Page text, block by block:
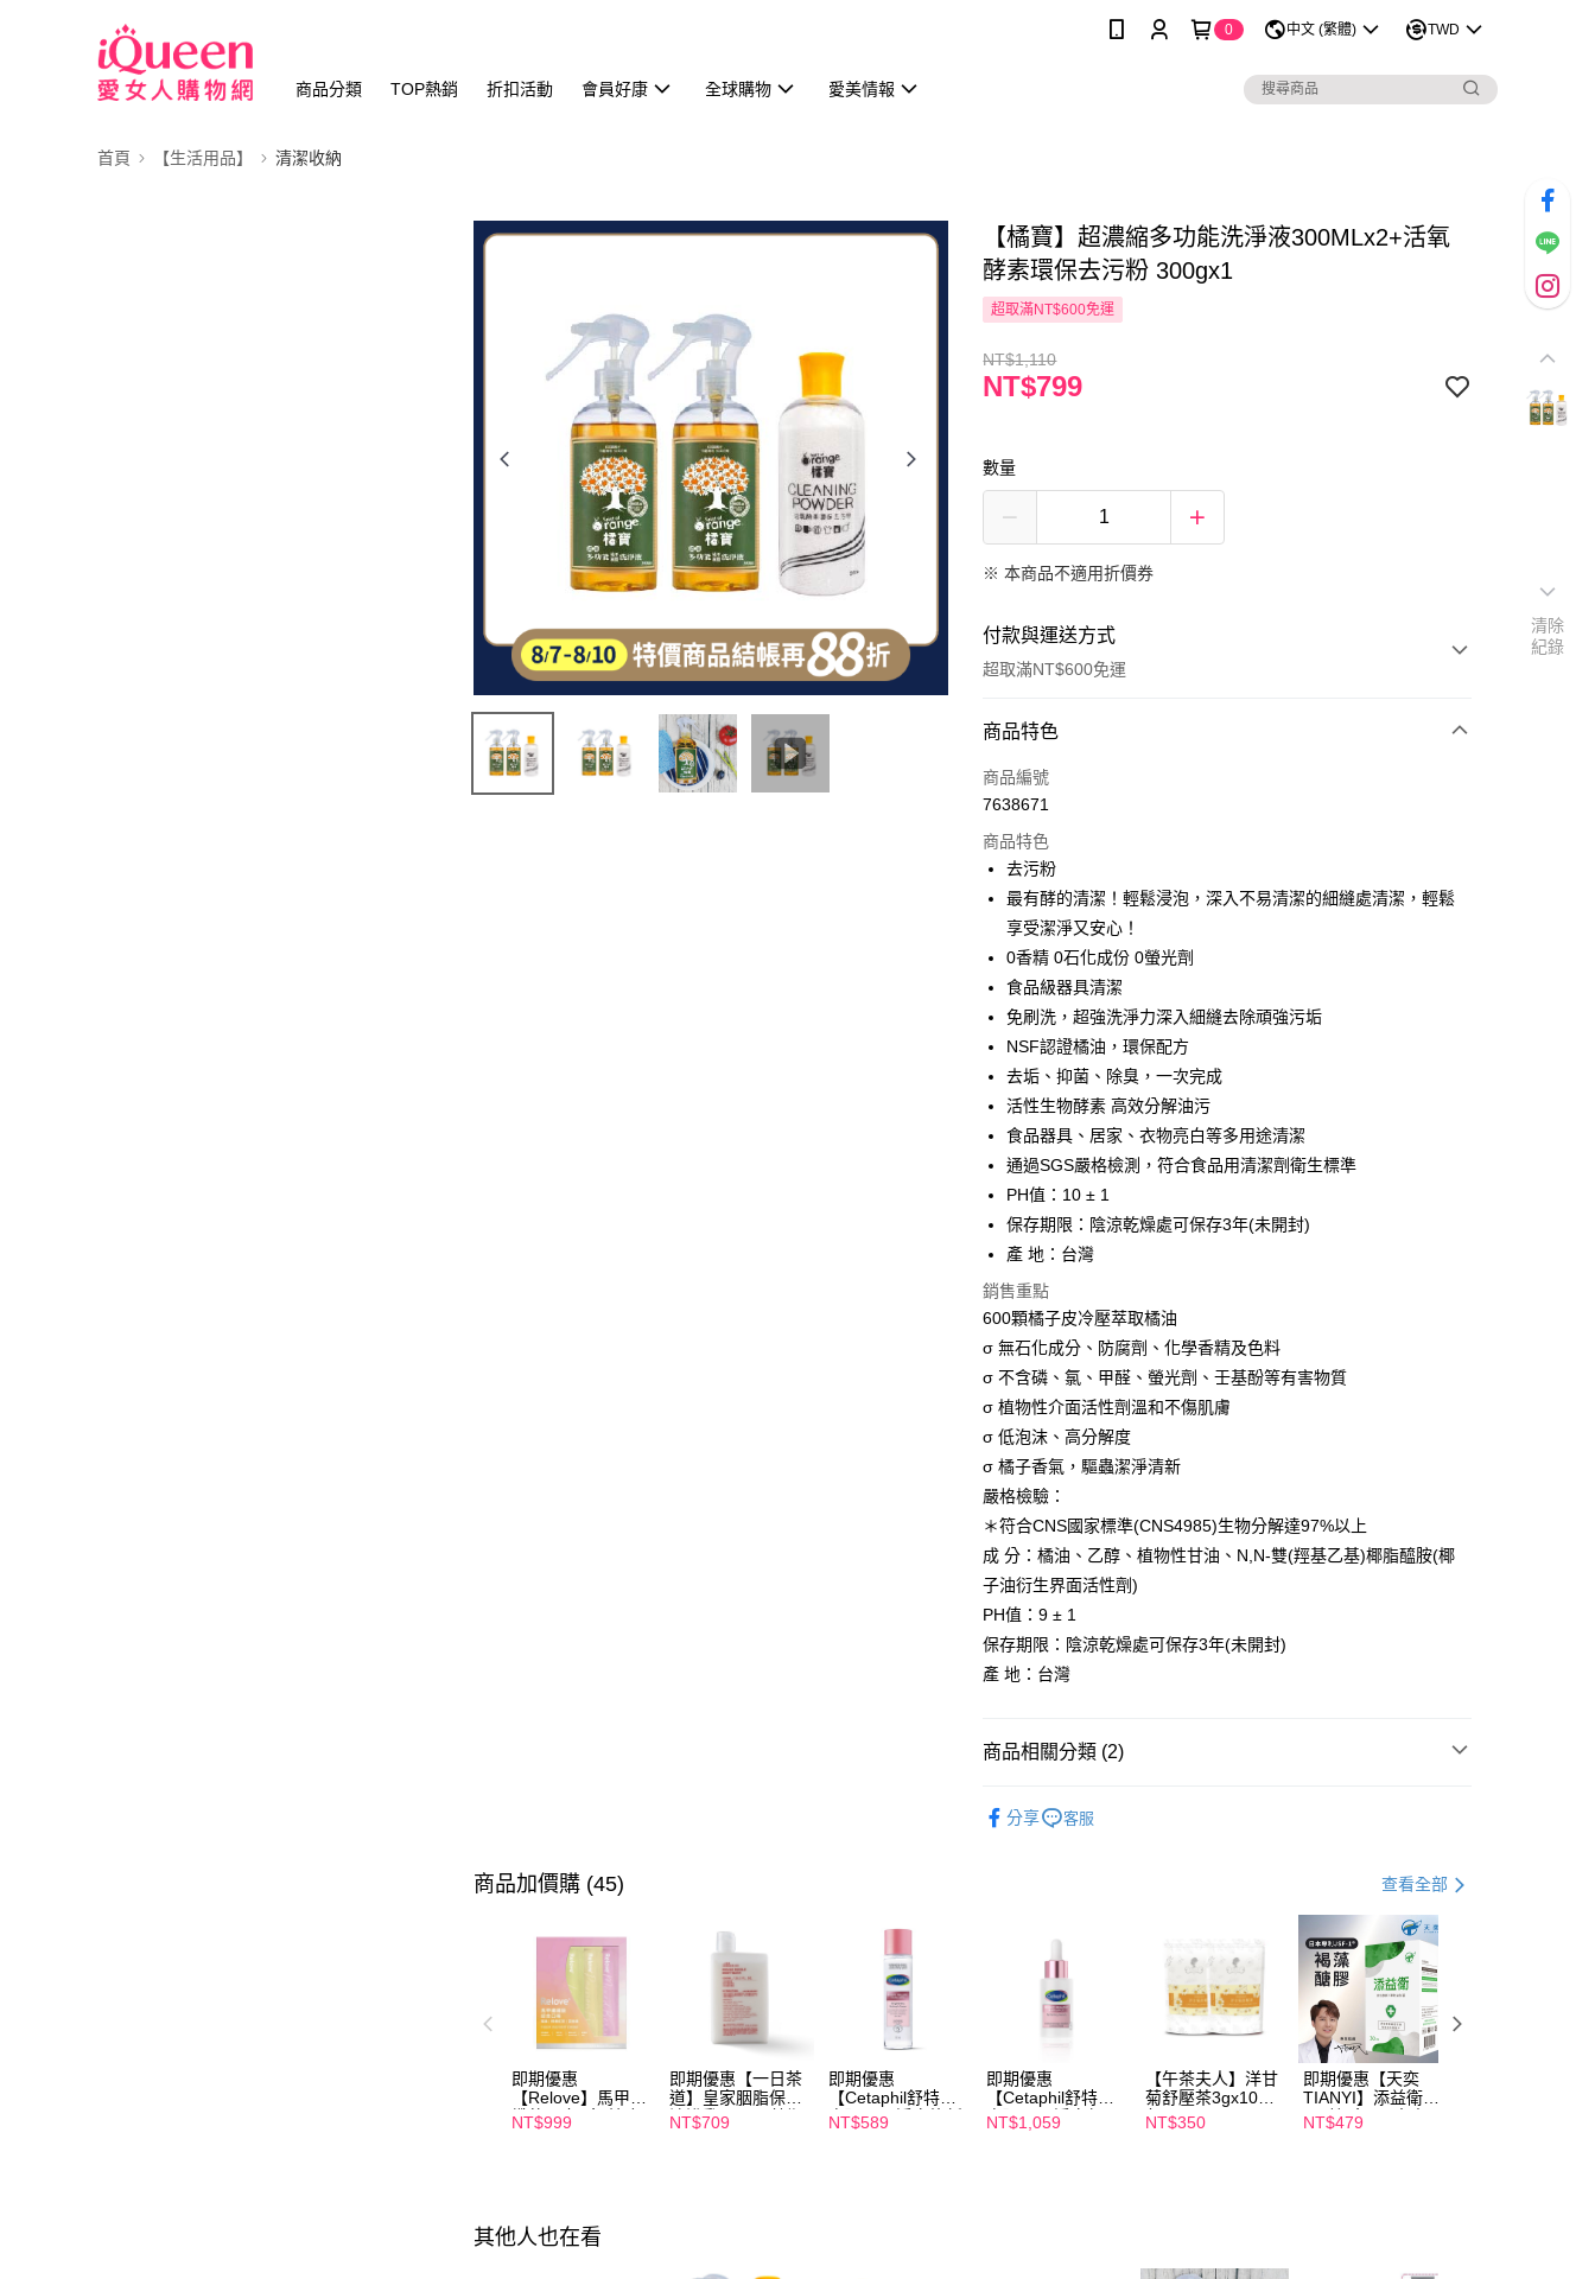
0 中文 (繁體) TWD
商品分類 TOP熱銷 折扣活動 會員好康 全球購物 愛美情報
首頁 【生活用品】 清潔收納
【橘寶】超濃縮多功能洗淨液300MLx2+活氧
酵素環保去污粉 300gx1
超取滿NT$600免運
NT$1,110
NT$799
數量
※ 本商品不適用折價券
付款與運送方式
超取滿NT$600免運
付款方式
信用卡一次付款
LINE Pay
Apple Pay
街口支付
悠遊付
Google Pay
全盈+PAY
AFTEE先享後付
【關於「AFTEE先享後付」】
AFTEE先享後付是「在收到商品之後才付款」的支付方式。 讓您購物簡單
便利好安心！
２．便利：只要手機號碼，簡訊認證，即可結帳。
３．安心：先確認商品／服務後，再付款。
【「AFTEE先享後付」結帳流程】
１．於結帳方式選擇「AFTEE先享後付」後，將跳轉至「AFTEE先享後
付」結帳頁面，進行簡訊認證並確認金額後，即可完成結帳。
２．訂單成立數日內，您將收到繳費通知簡訊。
３．收到繳費通知簡訊後14天內，點擊此簡訊中的連結，可透過四大超商
／ATM／網路銀行／等多元方式進行付款，方視為交易完成。
絡購買商品的店家。未經商家同意取消之訂單仍視為有效，需透過AFTEE
先享後付繳納相關費用。
※ 交易是否成功請以「AFTEE先享後付 」之結帳頁面顯示為準，若有關於
是否繳費成功／繳費後需取消欲退款等相關疑問，請聯繫「AFTEE先享後
付客戶支援中心」https://netprotections.freshdesk.com/support/home
【注意事項】
１．透過由恩沛科技股份有限公司提供之「AFTEE先享後付」服務完成之
交易，需依本服務之必要範圍內提供個人資料，並將交易相關給付款項請
求債權轉讓予恩沛科技股份有限公司。
「AFTEE先享後付」，若未經同意申辦者引起之損失，本公司不負相關責
即時審查核予不同之上限額度；若仍有額度不足之情形，本公司將視審查
形，恩沛科技股份有限公司將有權停止該用戶之使用額度並採取法律行
ATM付款
全家付款取貨
每筆NT$100，滿NT$600(含以上)免運費
付款後全家取貨
每筆NT$100，滿NT$600(含以上)免運費
萊爾富取貨付款
每筆NT$100，滿NT$600(含以上)免運費
每筆NT$100，滿NT$600(含以上)免運費
7-11付款取貨
每筆NT$100，滿NT$600(含以上)免運費
商品特色
商品編號
7638671
商品特色
去污粉
最有酵的清潔！輕鬆浸泡，深入不易清潔的細縫處清潔，輕鬆
享受潔淨又安心！
0香精 0石化成份 0螢光劑
食品級器具清潔
免刷洗，超強洗淨力深入細縫去除頑強污垢
NSF認證橘油，環保配方
去垢、抑菌、除臭，一次完成
活性生物酵素 高效分解油污
食品器具、居家、衣物亮白等多用途清潔
通過SGS嚴格檢測，符合食品用清潔劑衛生標準
PH值：10 ± 1
保存期限：陰涼乾燥處可保存3年(未開封)
產 地：台灣
銷售重點
600顆橘子皮冷壓萃取橘油
σ 無石化成分、防腐劑、化學香精及色料
σ 不含磷、氯、甲醛、螢光劑、壬基酚等有害物質
σ 植物性介面活性劑溫和不傷肌膚
σ 低泡沫、高分解度
σ 橘子香氣，驅蟲潔淨清新
嚴格檢驗：
＊符合CNS國家標準(CNS4985)生物分解達97%以上
成 分：橘油、乙醇、植物性甘油、N,N-雙(羥基乙基)椰脂醯胺(椰
子油衍生界面活性劑)
PH值：9 ± 1
保存期限：陰涼乾燥處可保存3年(未開封)
產 地：台灣
商品相關分類 (2)
分享 客服
商品加價購 (45) 查看全部
即期優惠
【Relove】馬甲纖
纖飲24包/盒-綜合
口味(效期2027-
NT$999
即期優惠【一日茶
道】皇家胭脂保濕
沐浴乳600ml 效期
2027/2/19
NT$709
即期優惠
【Cetaphil舒特
膚】BHR淨白煥新
化妝水 150mL 效
NT$589
即期優惠
【Cetaphil舒特
膚】BHR淨白無暇
精華液 30ml 效期
NT$1,059
【午茶夫人】洋甘
菊舒壓茶3gx10入/
包 x2
NT$350
即期優惠【天奕
TIANYI】添益衛
(30粒/盒) 日本專
利JSF-1®褐藻醣
NT$479
其他人也在看
清除
紀錄